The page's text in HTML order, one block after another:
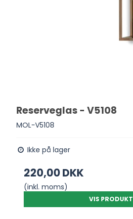
Reserveglas - V5108
MOL-V5108
Ikke på lager
220,00 DKK
(inkl. moms)
VIS PRODUKT